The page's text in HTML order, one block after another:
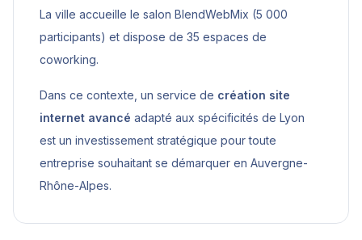
La ville accueille le salon BlendWebMix (5 000
participants) et dispose de 35 espaces de
coworking.
Dans ce contexte, un service de création site
internet avancé adapté aux spécificités de Lyon
est un investissement stratégique pour toute
entreprise souhaitant se démarquer en Auvergne-
Rhône-Alpes.